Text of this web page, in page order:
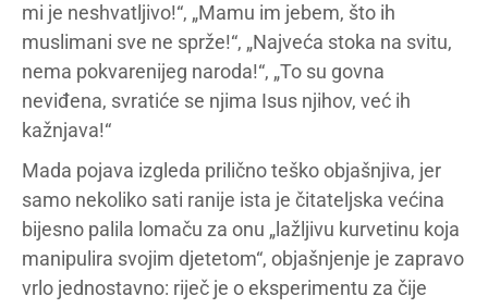
mi je neshvatljivo!“, „Mamu im jebem, što ih
muslimani sve ne sprže!“, „Najveća stoka na svitu,
nema pokvarenijeg naroda!“, „To su govna
neviđena, svratiće se njima Isus njihov, već ih
kažnjava!“
Mada pojava izgleda prilično teško objašnjiva, jer
samo nekoliko sati ranije ista je čitateljska većina
bijesno palila lomaču za onu „lažljivu kurvetinu koja
manipulira svojim djetetom“, objašnjenje je zapravo
vrlo jednostavno: riječ je o eksperimentu za čije